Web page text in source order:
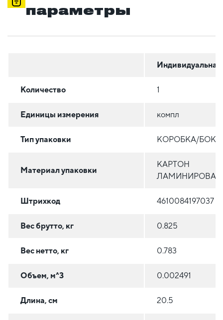
параметры
Индивидуальная
Количество 1
Единицы измерения компл
Тип упаковки КОРОБКА/БОКС
Материал упаковки
КАРТОН
Штрихкод 4610084197037
Вес брутто, кг 0.825
Вес нетто, кг 0.783
Объем, м^3 0.002491
Длина, см 20.5